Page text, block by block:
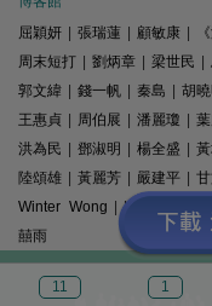
11 1
屈穎妍
張瑞蓮 顧敏康
周末短打
劉炳章 梁世民
郭文緯
錢一帆 秦島 胡曉
王惠貞
周伯展 潘麗瓊
洪為民
鄧淑明 楊全盛
陸頌雄
黃麗芳 嚴建平
Winter Wong
K2 梁文新
囍雨